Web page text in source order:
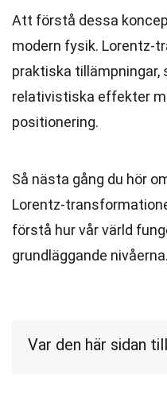
Att förstå dessa
modern fysik. Lorentz-
praktiska tillämpningar,
relativistiska effekter
positionering.
Så nästa gång du hör
Lorentz-
förstå hur vår värld
grundläggande
Var den här sidan